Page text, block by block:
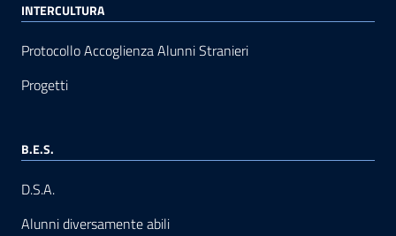
INTERCULTURA
Protocollo Accoglienza Alunni Stranieri
Progetti
B.E.S.
D.S.A.
Alunni diversamente abili